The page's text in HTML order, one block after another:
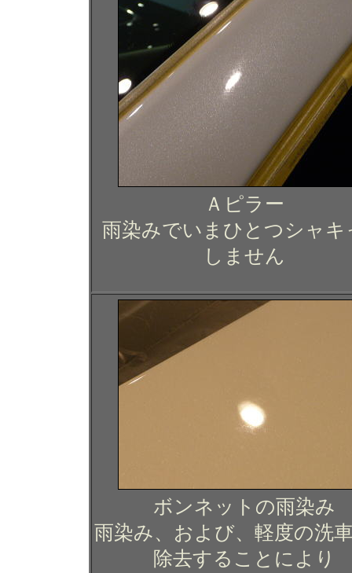
Ａピラー
雨染みでいまひとつシャキ
しません
ボンネットの雨染み
雨染み、および、軽度の洗
除去することにより